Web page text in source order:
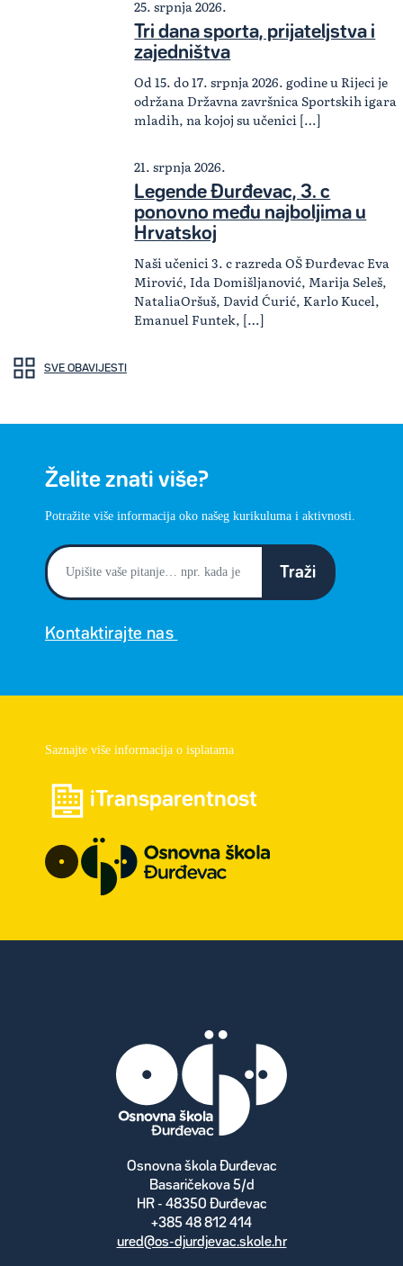
25. srpnja 2026.
Tri dana sporta, prijateljstva i
zajedništva
Od 15. do 17. srpnja 2026. godine u Rijeci je
održana Državna završnica Sportskih igara
mladih, na kojoj su učenici […]
21. srpnja 2026.
Legende Đurđevac, 3. c
ponovno među najboljima u
Hrvatskoj
Naši učenici 3. c razreda OŠ Đurđevac Eva
Mirović, Ida Domišljanović, Marija Seleš,
NataliaOršuš, David Ćurić, Karlo Kucel,
Emanuel Funtek, […]
SVE OBAVIJESTI
Želite znati više?
Potražite više informacija oko našeg kurikuluma i aktivnosti.
Traži
Kontaktirajte nas
Saznajte više informacija o isplatama
iTransparentnost
Osnovna škola Đurđevac
Basaričekova 5/d
HR - 48350 Đurđevac
+385 48 812 414
ured@os-djurdjevac.skole.hr